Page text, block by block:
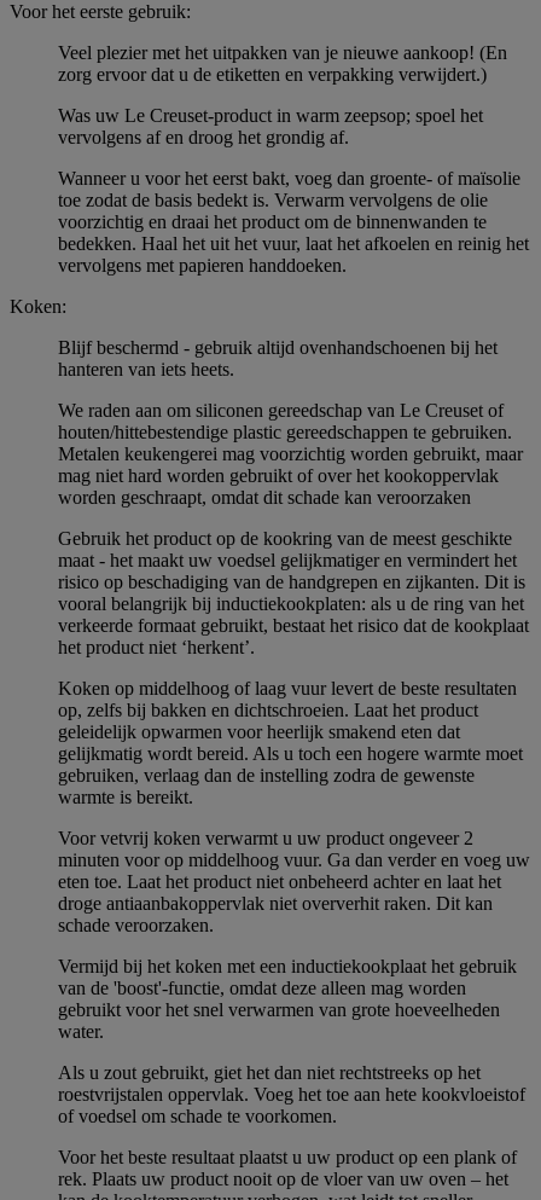
Voor het eerste gebruik:
Veel plezier met het uitpakken van je nieuwe aankoop! (En
zorg ervoor dat u de etiketten en verpakking verwijdert.)
Was uw Le Creuset-product in warm zeepsop; spoel het
vervolgens af en droog het grondig af.
Wanneer u voor het eerst bakt, voeg dan groente- of maïsolie
toe zodat de basis bedekt is. Verwarm vervolgens de olie
voorzichtig en draai het product om de binnenwanden te
bedekken. Haal het uit het vuur, laat het afkoelen en reinig het
vervolgens met papieren handdoeken.
Koken:
Blijf beschermd - gebruik altijd ovenhandschoenen bij het
hanteren van iets heets.
We raden aan om siliconen gereedschap van Le Creuset of
houten/hittebestendige plastic gereedschappen te gebruiken.
Metalen keukengerei mag voorzichtig worden gebruikt, maar
mag niet hard worden gebruikt of over het kookoppervlak
worden geschraapt, omdat dit schade kan veroorzaken
Gebruik het product op de kookring van de meest geschikte
maat - het maakt uw voedsel gelijkmatiger en vermindert het
risico op beschadiging van de handgrepen en zijkanten. Dit is
vooral belangrijk bij inductiekookplaten: als u de ring van het
verkeerde formaat gebruikt, bestaat het risico dat de kookplaat
het product niet ‘herkent’.
Koken op middelhoog of laag vuur levert de beste resultaten
op, zelfs bij bakken en dichtschroeien. Laat het product
geleidelijk opwarmen voor heerlijk smakend eten dat
gelijkmatig wordt bereid. Als u toch een hogere warmte moet
gebruiken, verlaag dan de instelling zodra de gewenste
warmte is bereikt.
Voor vetvrij koken verwarmt u uw product ongeveer 2
minuten voor op middelhoog vuur. Ga dan verder en voeg uw
eten toe. Laat het product niet onbeheerd achter en laat het
droge antiaanbakoppervlak niet oververhit raken. Dit kan
schade veroorzaken.
Vermijd bij het koken met een inductiekookplaat het gebruik
van de 'boost'-functie, omdat deze alleen mag worden
gebruikt voor het snel verwarmen van grote hoeveelheden
water.
Als u zout gebruikt, giet het dan niet rechtstreeks op het
roestvrijstalen oppervlak. Voeg het toe aan hete kookvloeistof
of voedsel om schade te voorkomen.
Voor het beste resultaat plaatst u uw product op een plank of
rek. Plaats uw product nooit op de vloer van uw oven – het